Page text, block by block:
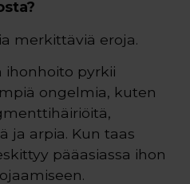
merkittäviä eroja.
ihonhoito pyrkii
ongelmia, kuten
ja arpia. Kun taas
pääasiassa ihon